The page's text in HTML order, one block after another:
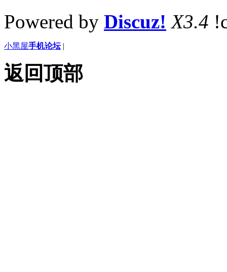
Powered by Discuz! X3.4
小黑屋手机论坛 |
返回顶部